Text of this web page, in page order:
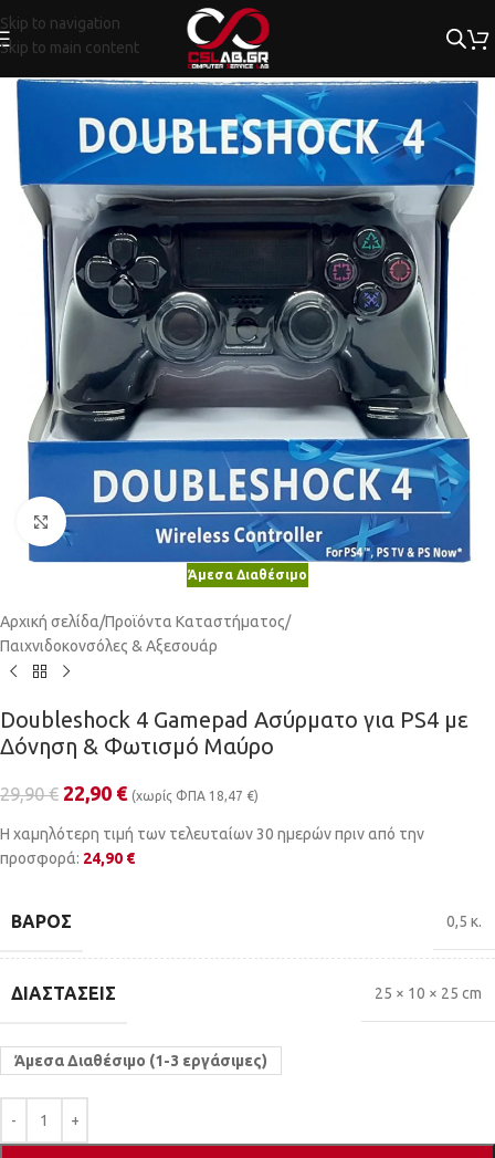
Skip to navigation
Skip to main content
Κλικ για μεγέθυνση
Άμεσα Διαθέσιμο
Αρχική σελίδα/Προϊόντα Καταστήματος/
Παιχνιδοκονσόλες & Αξεσουάρ
Doubleshock 4 Gamepad Ασύρματο για PS4 με
Δόνηση & Φωτισμό Μαύρο
29,90€ 22,90 € (χωρίς ΦΠΑ 18,47 €)
Η χαμηλότερη τιμή των τελευταίων 30 ημερών πριν από την
προσφορά: 24,90 €
ΒΆΡΟΣ 0,5 κ.
ΔΙΑΣΤΆΣΕΙΣ 25 × 10 × 25 cm
Άμεσα Διαθέσιμο (1-3 εργάσιμες)